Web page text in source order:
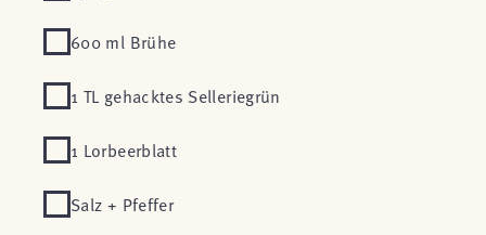
600 ml Brühe
1 TL gehacktes Selleriegrün
1 Lorbeerblatt
Salz + Pfeffer